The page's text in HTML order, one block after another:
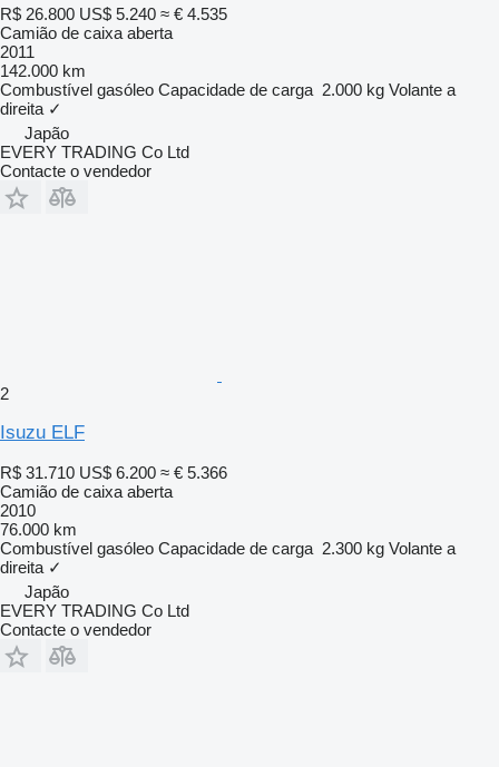
R$ 26.800 US$ 5.240 ≈ € 4.535
Camião de caixa aberta
2011
142.000 km
Combustível gasóleo Capacidade de carga 2.000 kg Volante a
direita ✓
Japão
EVERY TRADING Co Ltd
Contacte o vendedor
2
Isuzu ELF
R$ 31.710 US$ 6.200 ≈ € 5.366
Camião de caixa aberta
2010
76.000 km
Combustível gasóleo Capacidade de carga 2.300 kg Volante a
direita ✓
Japão
EVERY TRADING Co Ltd
Contacte o vendedor